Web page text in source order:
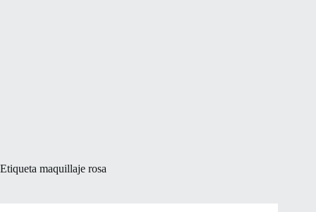
Etiqueta maquillaje rosa